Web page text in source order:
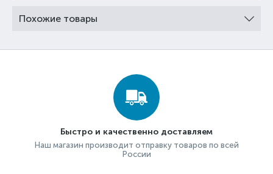
Похожие товары
Быстро и качественно доставляем
Наш магазин производит отправку товаров по всей
России